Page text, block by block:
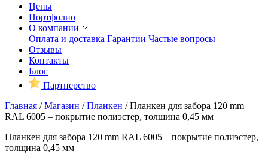
Цены
Портфолио
О компании
Оплата и доставка Гарантии Частые вопросы
Отзывы
Контакты
Блог
Партнерство
Главная /Магазин /Планкен /Планкен для забора 120 mm
RAL 6005 – покрытие полиэстер, толщина 0,45 мм
Планкен для забора 120 mm RAL 6005 – покрытие полиэстер,
толщина 0,45 мм